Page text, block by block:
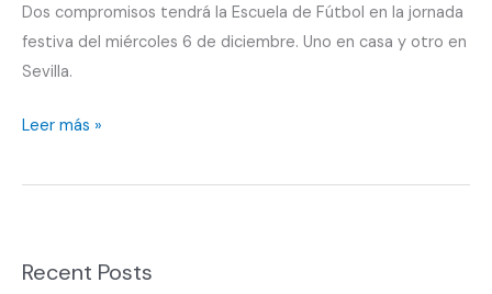
Dos compromisos tendrá la Escuela de Fútbol en la jornada
festiva del miércoles 6 de diciembre. Uno en casa y otro en
Sevilla.
No
descanso
Escuela
Leer más »
Recent Posts